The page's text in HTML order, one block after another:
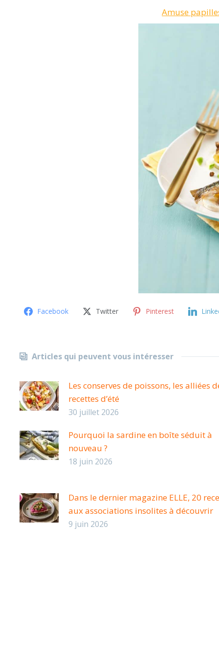
Amuse
Facebook Twitter Pinterest
Articles qui peuvent vous intéresser
Les conserves de poissons, les alliées
recettes d’été
30 juillet 2026
Pourquoi la sardine en boîte séduit à
nouveau ?
18 juin 2026
Dans le dernier magazine ELLE, 20
aux associations insolites à découvrir
9 juin 2026